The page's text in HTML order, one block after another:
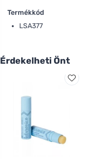
Termékkód
LSA377
Érdekelheti Önt